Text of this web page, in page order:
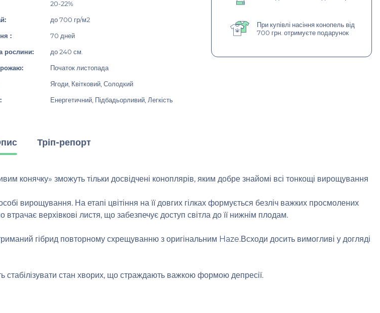
20-22%
до 700 гр/м2
:
70 дней
рослини:
до 240 см.
Початок листопада
Ягоди, Квітковий, Солодкий
Енергетичний, Підбадьорливий, Легкість
При купівлі насіння конопель від
700 грн. отримуєте подарунок
Тріп-репорт
зможуть тільки досвідчені коноплярів, яким добре знайомі всі тонкощі вирощування
вирощування. На етапі цвітіння на її довгих гілках формується безліч важких просмолених
верхівкові листя, що забезпечує доступ світла до її нижнім плодам.
гібрид повторному схрещуванню з оригінальним Haze.Всходи досить вимогливі у догляді
стан хворих, що страждають важкою формою депресії.